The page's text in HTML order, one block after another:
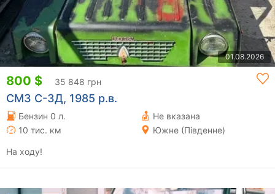
01.08.2026
800 $ 35 848 грн
СМЗ С-3Д, 1985 р.в.
Бензин 0 л.
Не вказана
10 тис. км
Южне (Південне)
На ходу!